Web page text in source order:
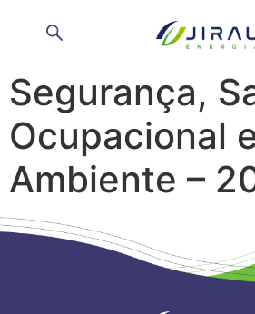
Política
Segurança,
Ocupacional
Ambiente –